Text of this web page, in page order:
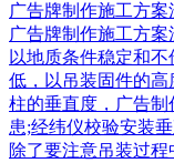
广告牌制作施工方案
广告牌制作施工方
以地质条件稳定和
低，以吊装固件的
柱的垂直度，广告
患;经纬仪校验安装
除了要注意吊装过程